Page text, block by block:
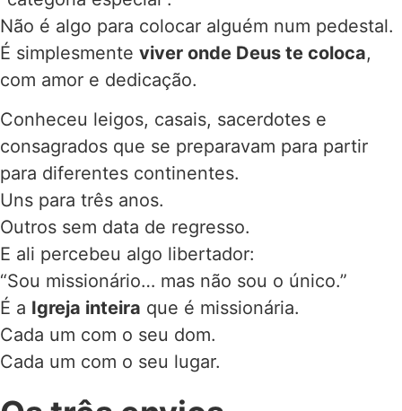
Não é algo para colocar alguém num pedestal.
É simplesmente viver onde Deus te coloca,
com amor e dedicação.
Conheceu leigos, casais, sacerdotes e
consagrados que se preparavam para partir
para diferentes continentes.
Uns para três anos.
Outros sem data de regresso.
E ali percebeu algo libertador:
“Sou missionário… mas não sou o único.”
É a Igreja inteira que é missionária.
Cada um com o seu dom.
Cada um com o seu lugar.